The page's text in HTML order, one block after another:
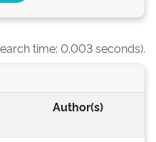
time: 0.003 seconds).
Author(s)